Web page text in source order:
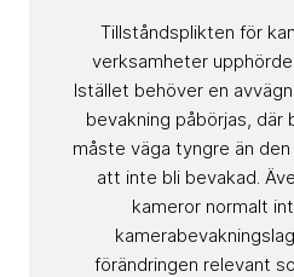
Tillståndsplikten för
verksamheter
Istället behöver en
bevakning påbörjas, där
måste väga tyngre än
att inte bli bevakad.
kameror normalt
förändringen relevant